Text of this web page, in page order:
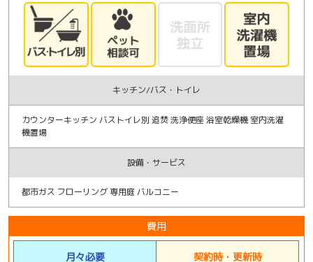
キッチン/バス・トイレ
カウンターキッチン バストイレ別 追焚 洗浄便座 浴室乾燥機 室内洗濯
機置場
設備・サービス
都市ガス フローリング 専用庭 バルコニー
費用
月々必要 契約時・更新時